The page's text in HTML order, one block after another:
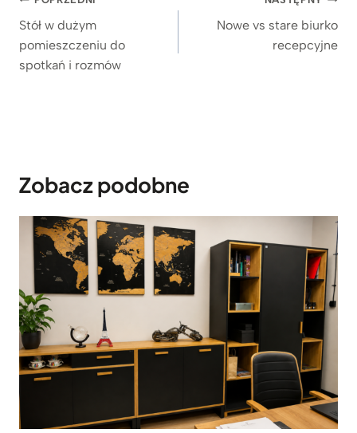
wpisu
Stół w dużym
pomieszczeniu do
spotkań i rozmów
Nowe vs stare biurko
recepcyjne
Zobacz podobne